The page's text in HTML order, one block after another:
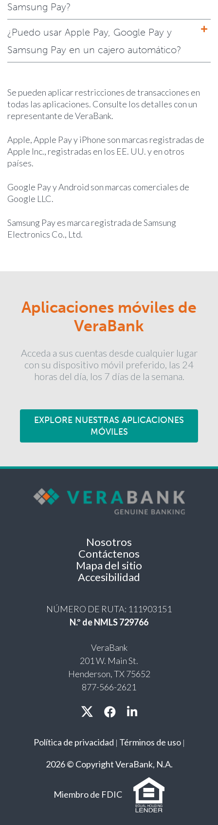
Samsung Pay?
¿Puedo usar Apple Pay, Google Pay y
Samsung Pay en un cajero automático?
Se pueden aplicar restricciones de transacciones en
todas las aplicaciones. Consulte los detalles con un
representante de VeraBank.
Apple, Apple Pay y iPhone son marcas registradas de
Apple Inc., registradas en los EE. UU. y en otros
países.
Google Pay y Android son marcas comerciales de
Google LLC.
Samsung Pay es marca registrada de Samsung
Electronics Co., Ltd.
Aplicaciones móviles de
VeraBank
Acceda a sus cuentas desde cualquier lugar
con su dispositivo móvil preferido, las 24
horas del día, los 7 días de la semana.
EXPLORE NUESTRAS APLICACIONES
MÓVILES
Nosotros
Contáctenos
Mapa del sitio
Accesibilidad
NÚMERO DE RUTA: 111903151
N.º de NMLS 729766
VeraBank
201 W. Main St.
Henderson, TX 75652
877-566-2621
Política de privacidad | Términos de uso|
2026 © Copyright VeraBank, N.A.
Miembro de FDIC